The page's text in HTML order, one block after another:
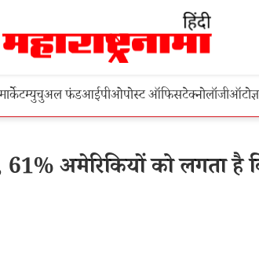
म्युचुअल फंडआईपीओपोस्ट ऑफिसटेक्नोलॉजीऑटो
अमेरिकियों को लगता है